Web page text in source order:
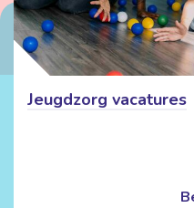
Jeugdzorg vacatures